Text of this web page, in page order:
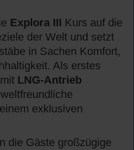
Explora III Kurs auf die
der Welt und setzt
in Sachen Komfort,
Als erstes
LNG-Antrieb
exklusiven
die Gäste großzügige